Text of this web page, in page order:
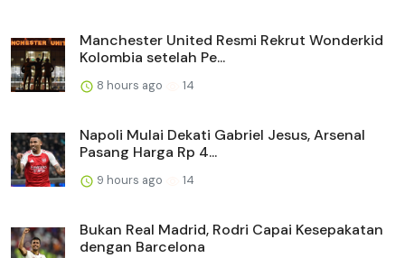
Manchester United Resmi Rekrut Wonderkid
Kolombia setelah Pe...
8 hours ago 14
Napoli Mulai Dekati Gabriel Jesus, Arsenal
Pasang Harga Rp 4...
9 hours ago 14
Bukan Real Madrid, Rodri Capai Kesepakatan
dengan Barcelona